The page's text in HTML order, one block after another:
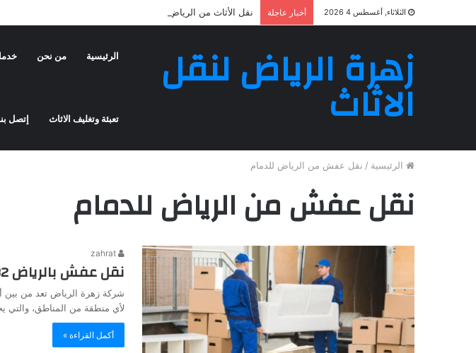
الثلاثاء, أغسطس 4 2026 أخبار عاجلة نقل الأثاث من الرياض إلى المدينة المنورة | زهرة الرياض لنقل
زهرة الرياض لنقل
الاثاث
الرئيسية من نحن
تعبئة وتغليف الاثاث إتصل
الرئيسية / نقل عفش من الرياض للدمام
نقل عفش من الرياض للدمام
نقل عفش بالرياض 0580829282
شركة زهرة الرياض تعد من
لأي منطقة من المناطق، والتي
أكمل القراءة »